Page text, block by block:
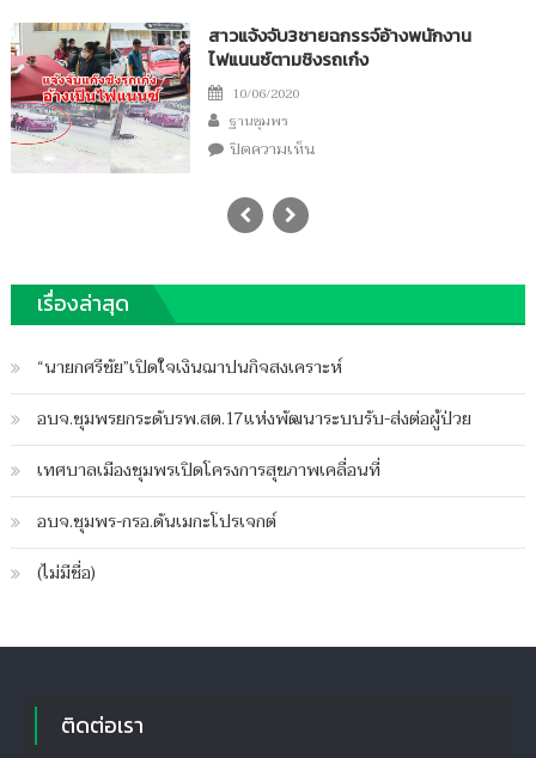
สาวแจ้งจับ3ชายฉกรรจ์อ้างพนักงาน
ไฟแนนซ์ตามชิงรถเก๋ง
Posted
on
10/06/2020
Author
ฐานชุมพร
ปิดความเห็น
อ้าง
ตาม
ชิง
รถ
เก๋ง
เรื่องล่าสุด
“นายกศรีชัย”เปิดใจเงินฌาปนกิจสงเคราะห์
อบจ.ชุมพรยกระดับรพ.สต.17แห่งพัฒนาระบบรับ-ส่งต่อผู้ป่วย
เทศบาลเมืองชุมพรเปิดโครงการสุขภาพเคลื่อนที่
อบจ.ชุมพร-กรอ.ดันเมกะโปรเจกต์
(ไม่มีชื่อ)
ติดต่อเรา